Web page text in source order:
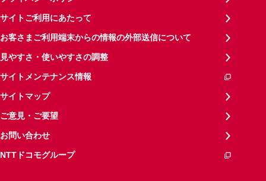
サイトご利用にあたって
お客さまご利用端末からの情報の外部送信について
見やすさ・使いやすさの調整
サイトメンテナンス情報
サイトマップ
ご意見・ご要望
お問い合わせ
NTTドコモグループ